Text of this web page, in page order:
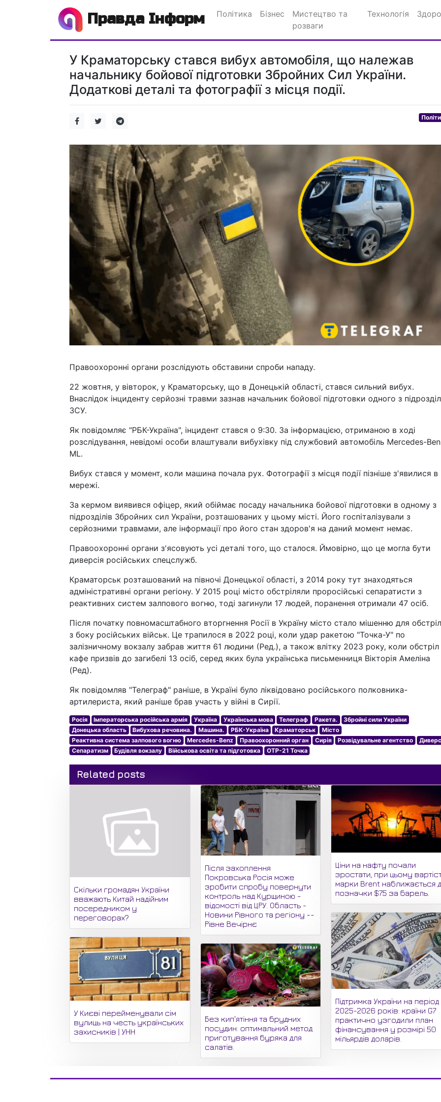
Правда Інформ Політика Бізнес
Мистецтво та
розваги
Технологія
У Краматорську стався вибух автомобіля, що належав
начальнику бойової підготовки Збройних Сил України.
Додаткові деталі та фотографії з місця події.
Правоохоронні органи розслідують обставини спроби нападу.
22 жовтня, у вівторок, у Краматорську, що в Донецькій області, стався сильний вибух.
Внаслідок інциденту серйозні травми зазнав начальник бойової підготовки одного з
ЗСУ.
Як повідомляє "РБК-Україна", інцидент стався о 9:30. За інформацією, отриманою в ході
розслідування, невідомі особи влаштували вибухівку під службовий автомобіль Mercedes-
ML.
Вибух стався у момент, коли машина почала рух. Фотографії з місця події пізніше з'явилися в
мережі.
За кермом виявився офіцер, який обіймає посаду начальника бойової підготовки в одному з
підрозділів Збройних сил України, розташованих у цьому місті. Його госпіталізували з
серйозними травмами, але інформації про його стан здоров'я на даний момент немає.
Правоохоронні органи з'ясовують усі деталі того, що сталося. Ймовірно, що це могла бути
диверсія російських спецслужб.
Краматорськ розташований на півночі Донецької області, з 2014 року тут знаходяться
адміністративні органи регіону. У 2015 році місто обстріляли проросійські сепаратисти з
реактивних систем залпового вогню, тоді загинули 17 людей, поранення отримали 47 осіб.
Після початку повномасштабного вторгнення Росії в Україну місто стало мішенню для
з боку російських військ. Це трапилося в 2022 році, коли удар ракетою "Точка-У" по
залізничному вокзалу забрав життя 61 людини (Ред.), а також влітку 2023 року, коли обстріл
кафе призвів до загибелі 13 осіб, серед яких була українська письменниця Вікторія Амеліна
(Ред).
Як повідомляв "Телеграф" раніше, в Україні було ліквідовано російського полковника-
артилериста, який раніше брав участь у війні в Сирії.
Росія Імператорська російська армія Україна Українська мова Телеграф Ракета.
Збройні сили України
Донецька область
Вибухова речовина. Машина. РБК-Україна Краматорськ
Місто
Реактивна система залпового вогню
Mercedes-Benz Правоохоронний орган Сирія Розвідувальне агентство
Сепаратизм
Будівля вокзалу Військова освіта та підготовка ОТР-21 Точка
Related posts
Скільки громадян України
вважають Китай надійним
посередником у
переговорах?
У Києві перейменували сім
вулиць на честь українських
захисників | УНН
Після захоплення
Покровська Росія може
зробити спробу повернути
контроль над Курщиною -
відомості від ЦРУ. Область -
Новини Рівного та регіону --
Рівне Вечірнє
Без кип'ятіння та брудних
посудин: оптимальний метод
приготування буряка для
салатів.
Ціни на нафту почали
зростати, при цьому
марки Brent наближається
позначки $75 за барель.
Підтримка України на період
2025-2026 років: країни G7
практично узгодили план
фінансування у розмірі 50
мільярдів доларів.